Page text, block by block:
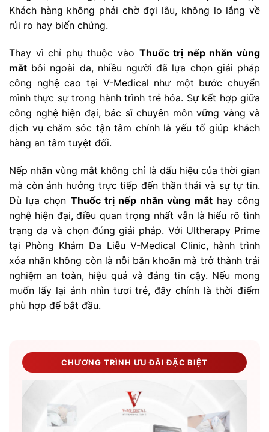
Khách hàng không phải chờ đợi lâu, không lo lắng về
rủi ro hay biến chứng.
Thay vì chỉ phụ thuộc vào Thuốc trị nếp nhăn vùng
mắt bôi ngoài da, nhiều người đã lựa chọn giải pháp
công nghệ cao tại V-Medical như một bước chuyển
mình thực sự trong hành trình trẻ hóa. Sự kết hợp giữa
công nghệ hiện đại, bác sĩ chuyên môn vững vàng và
dịch vụ chăm sóc tận tâm chính là yếu tố giúp khách
hàng an tâm tuyệt đối.
Nếp nhăn vùng mắt không chỉ là dấu hiệu của thời gian
mà còn ảnh hưởng trực tiếp đến thần thái và sự tự tin.
Dù lựa chọn Thuốc trị nếp nhăn vùng mắthay công
nghệ hiện đại, điều quan trọng nhất vẫn là hiểu rõ tình
trạng da và chọn đúng giải pháp. Với Ultherapy Prime
tại Phòng Khám Da Liễu V-Medical Clinic, hành trình
xóa nhăn không còn là nỗi băn khoăn mà trở thành trải
nghiệm an toàn, hiệu quả và đáng tin cậy. Nếu mong
muốn lấy lại ánh nhìn tươi trẻ, đây chính là thời điểm
phù hợp để bắt đầu.
CHƯƠNG TRÌNH ƯU ĐÃI ĐẶC BIỆT